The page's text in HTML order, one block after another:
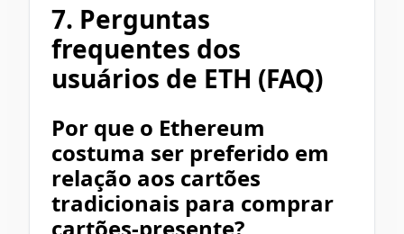
7. Perguntas
frequentes dos
usuários de ETH (FAQ)
Por que o Ethereum
costuma ser preferido em
relação aos cartões
tradicionais para comprar
cartões-presente?